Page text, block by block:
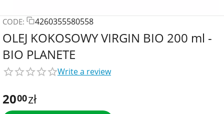
CODE: 4260355580558
OLEJ KOKOSOWY VIRGIN BIO 200 ml -
BIO PLANETE
Write a review
2000zł